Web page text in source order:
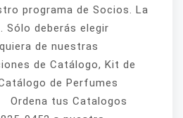
programa de Socios. La
Sólo deberás elegir
de nuestras
de Catálogo, Kit de
de Perfumes
tus Catalogos